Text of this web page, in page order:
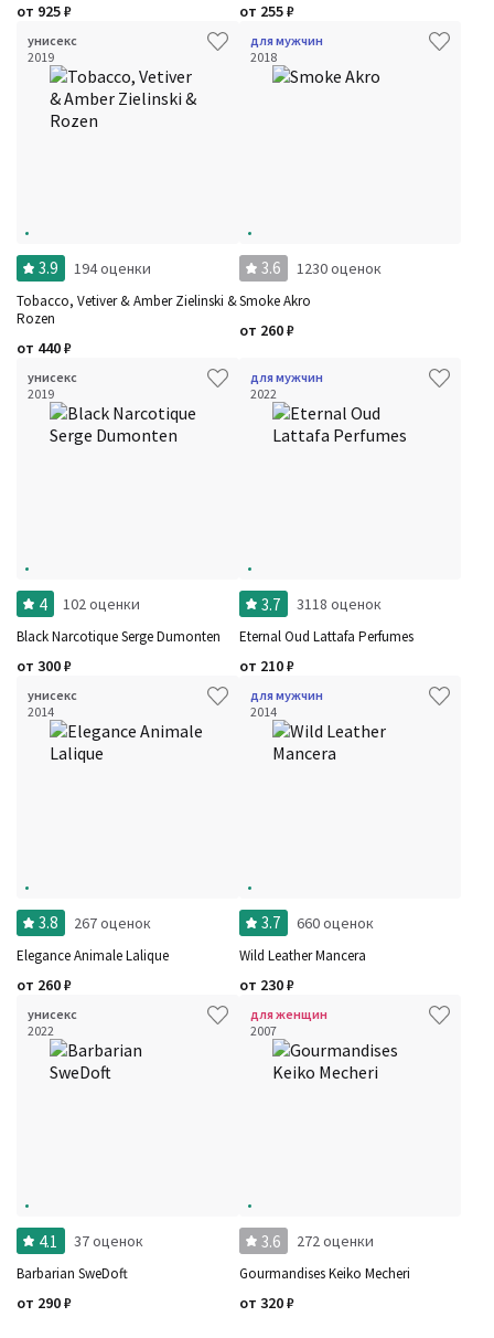
от 925₽ от 255₽
унисекс
2019
3.9 194 оценки
Tobacco, Vetiver & Amber Zielinski &
Rozen
от 440₽
для мужчин
2018
3.6 1230 оценок
Smoke Akro
от 260₽
унисекс
2019
4 102 оценки
Black Narcotique Serge Dumonten
от 300₽
для мужчин
2022
3.7 3118 оценок
Eternal Oud Lattafa Perfumes
от 210₽
унисекс
2014
3.8 267 оценок
Elegance Animale Lalique
от 260₽
для мужчин
2014
3.7 660 оценок
Wild Leather Mancera
от 230₽
унисекс
2022
4.1 37 оценок
Barbarian SweDoft
от 290₽
для женщин
2007
3.6 272 оценки
Gourmandises Keiko Mecheri
от 320₽